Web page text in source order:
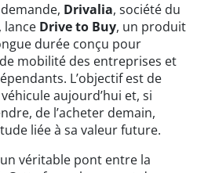
Drivalia, société du
, lance Drive to Buy, un produit
durée conçu pour
mobilité des entreprises et
L’objectif est de
aujourd’hui et, si
de l’acheter demain,
liée à sa valeur future.
véritable pont entre la